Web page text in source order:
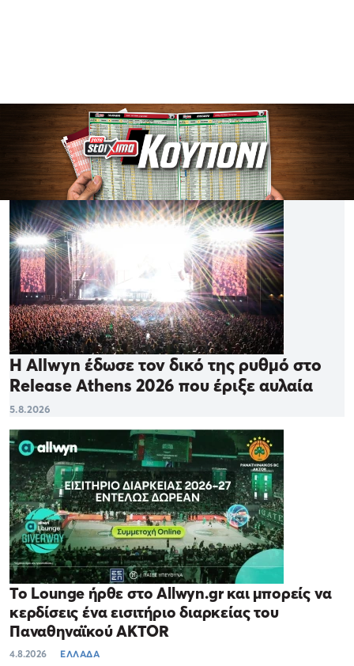
Η Allwyn έδωσε τον δικό της ρυθμό στο
Release Athens 2026 που έριξε αυλαία
5.8.2026
Το Lounge ήρθε στο Allwyn.gr και μπορείς να
κερδίσεις ένα εισιτήριο διαρκείας του
Παναθηναϊκού AKTOR
4.8.2026 ΕΛΛΑΔΑ